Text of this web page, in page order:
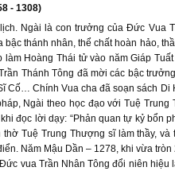
- 1308)
Ngài là con trưởng của Đức Vua
thánh nhân, thể chất hoàn hảo,
Hoàng Thái tử vào năm Giáp
Thánh Tông đã mời các bậc
Cố… Chính Vua cha đã soạn sách Di
Ngài theo học đạo với Tuệ
đọc lời dạy: “Phản quan tự kỷ bổn
Tuệ Trung Thượng sĩ làm thầy,
Năm Mậu Dần – 1278, khi vừa
vua Trần Nhân Tông đổi niên hiệu